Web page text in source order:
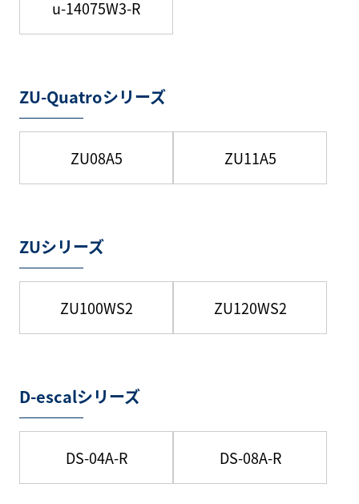
u-14075W3-R
ZU-Quatroシリーズ
ZU08A5 ZU11A5
ZUシリーズ
ZU100WS2 ZU120WS2
D-escalシリーズ
DS-04A-R DS-08A-R